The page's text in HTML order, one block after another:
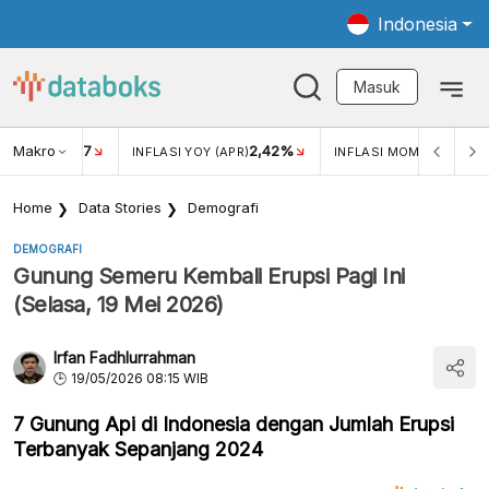
Indonesia
Masuk
Makro
USD/IDR 17 INFLASI YOY (APR)2,42% INFLASI MOM (MAR)
Home Data Stories Demografi
DEMOGRAFI
Gunung Semeru Kembali Erupsi Pagi Ini
(Selasa, 19 Mei 2026)
Irfan Fadhlurrahman
19/05/2026 08:15 WIB
7 Gunung Api di Indonesia dengan Jumlah Erupsi
Terbanyak Sepanjang 2024